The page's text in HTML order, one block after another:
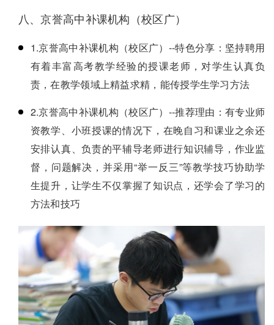
八、京誉高中补课机构（校区广）
1.京誉高中补课机构（校区广）--特色分享：坚持聘用
有着丰富高考教学经验的授课老师，对学生认真负
责，在教学领域上精益求精，能传授学生学习方法
2.京誉高中补课机构（校区广）--推荐理由：有专业师
资教学、小班授课的情况下，在晚自习和课业之余还
安排认真、负责的平辅导老师进行知识辅导，作业监
督，问题解决，并采用“举一反三”等教学技巧协助学
生提升，让学生不仅掌握了知识点，还学会了学习的
方法和技巧